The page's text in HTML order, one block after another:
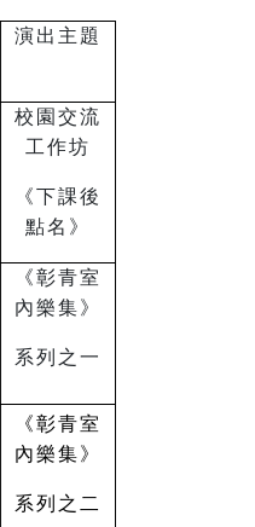
演出主題
校園交流
工作坊
《下課後
點名》
《彰青室
內樂集》
系列之一
《彰青室
內樂集》
系列之二